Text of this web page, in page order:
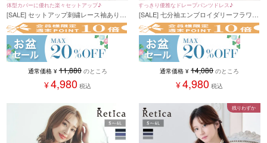
体型カバーに優れた楽々セットアップ♪
[SALE] セットアップ刺繍レース袖ありト
ップス×ワイドパンツパーティードレス
(Sサイズ～XXLサイズ)
通常価格 ¥ 11,880 のところ
¥4,980 税込
すっきり優雅なドレープパンツドレス♪
[SALE] 七分袖エンブロイダリーフラワー
レースドレープシフォンワイドパンツセ
ットアップパーティードレス (Sサイズ～
Lサイズ)(大川藍)
通常価格 ¥ 14,080 のところ
¥4,980 税込
残りわずか